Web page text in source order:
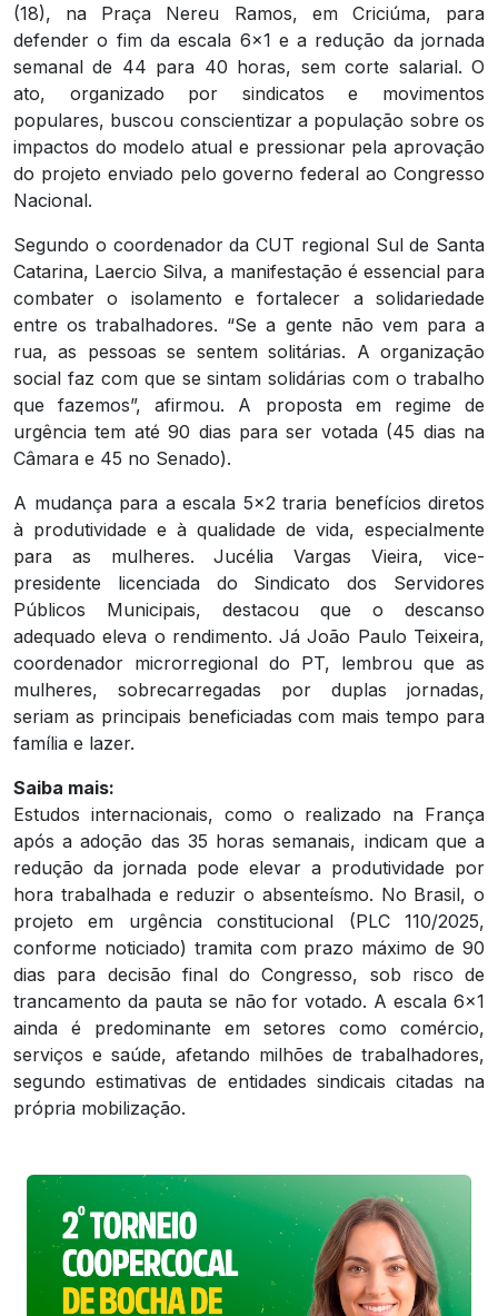
(18), na Praça Nereu Ramos, em Criciúma, para
defender o fim da escala 6×1 e a redução da jornada
semanal de 44 para 40 horas, sem corte salarial. O
ato, organizado por sindicatos e movimentos
populares, buscou conscientizar a população sobre os
impactos do modelo atual e pressionar pela aprovação
do projeto enviado pelo governo federal ao Congresso
Nacional.
Segundo o coordenador da CUT regional Sul de Santa
Catarina, Laercio Silva, a manifestação é essencial para
combater o isolamento e fortalecer a solidariedade
entre os trabalhadores. “Se a gente não vem para a
rua, as pessoas se sentem solitárias. A organização
social faz com que se sintam solidárias com o trabalho
que fazemos”, afirmou. A proposta em regime de
urgência tem até 90 dias para ser votada (45 dias na
Câmara e 45 no Senado).
A mudança para a escala 5×2 traria benefícios diretos
à produtividade e à qualidade de vida, especialmente
para as mulheres. Jucélia Vargas Vieira, vice-
presidente licenciada do Sindicato dos Servidores
Públicos Municipais, destacou que o descanso
adequado eleva o rendimento. Já João Paulo Teixeira,
coordenador microrregional do PT, lembrou que as
mulheres, sobrecarregadas por duplas jornadas,
seriam as principais beneficiadas com mais tempo para
família e lazer.
Saiba mais:
Estudos internacionais, como o realizado na França
após a adoção das 35 horas semanais, indicam que a
redução da jornada pode elevar a produtividade por
hora trabalhada e reduzir o absenteísmo. No Brasil, o
projeto em urgência constitucional (PLC 110/2025,
conforme noticiado) tramita com prazo máximo de 90
dias para decisão final do Congresso, sob risco de
trancamento da pauta se não for votado. A escala 6×1
ainda é predominante em setores como comércio,
serviços e saúde, afetando milhões de trabalhadores,
segundo estimativas de entidades sindicais citadas na
própria mobilização.